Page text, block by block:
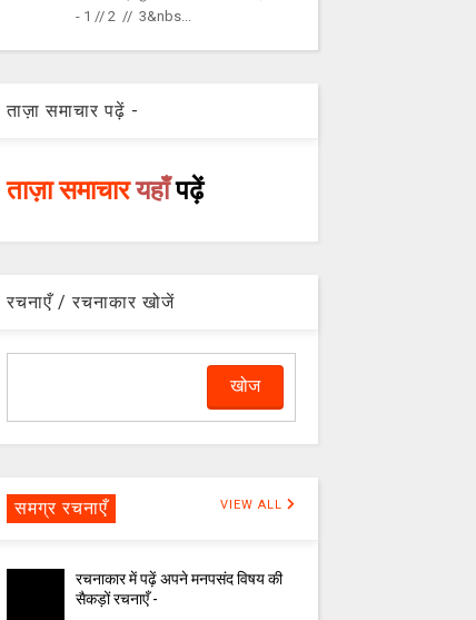
- 1 // 2 // 3&nbs...
ताज़ा समाचार पढ़ें -
ताज़ा समाचारयहाँपढ़ें
रचनाएँ / रचनाकार खोजें
समग्र रचनाएँ VIEW ALL
रचनाकार में पढ़ें अपने मनपसंद विषय की
सैकड़ों रचनाएँ -